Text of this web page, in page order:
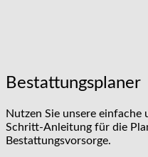
Bestattungsplaner
Nutzen Sie unsere
Schritt-Anleitung für die
Bestattungsvorsorge.